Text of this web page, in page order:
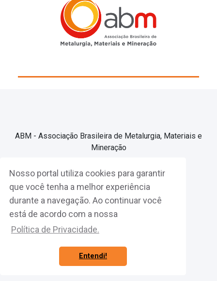
Nosso portal utiliza cookies para garantir
que você tenha a melhor experiência
durante a navegação. Ao continuar você
está de acordo com a nossa
Política de Privacidade.
Entendi!
ABM - Associação Brasileira de Metalurgia, Materiais e
Mineração
Associe-se
Fazer Login